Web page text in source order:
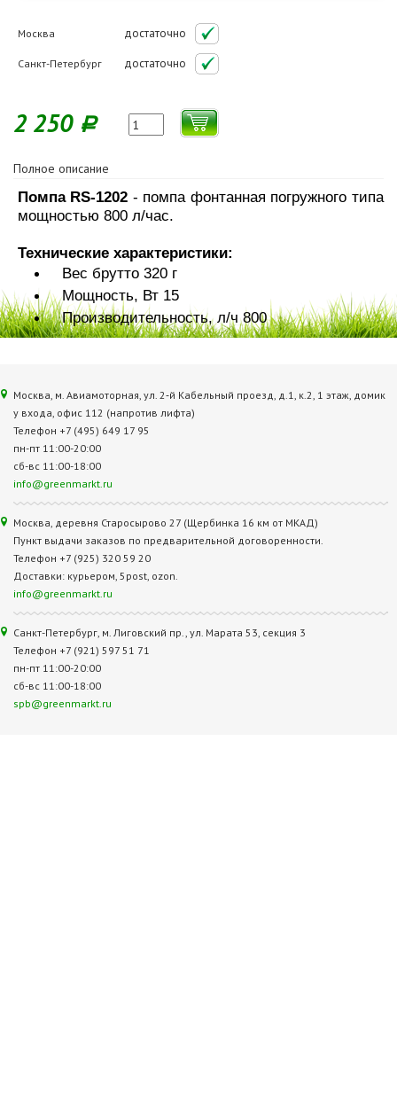
Москва достаточно
Санкт-Петербург достаточно
2 250 Р
Полное описание
Помпа RS-1202 - помпа фонтанная погружного типа
мощностью 800 л/час.
Технические характеристики:
Вес брутто 320 г
Мощность, Вт 15
Производительность, л/ч 800
Москва, м. Авиамоторная, ул. 2‑й Кабельный проезд, д.1, к.2, 1 этаж, домик
у входа, офис 112 (напротив лифта)
Телефон +7 (495) 649 17 95
пн-пт 11:00-20:00
сб-вс 11:00-18:00
info@greenmarkt.ru
Москва, деревня Старосырово 27 (Щербинка 16 км от МКАД)
Пункт выдачи заказов по предварительной договоренности.
Телефон +7 (925) 320 59 20
Доставки: курьером, 5post, ozon.
info@greenmarkt.ru
Санкт-Петербург, м. Лиговский пр., ул. Марата 53, секция 3
Телефон +7 (921) 597 51 71
пн-пт 11:00-20:00
сб-вс 11:00-18:00
spb@greenmarkt.ru